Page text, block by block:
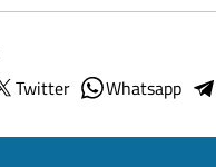
Twitter Whatsapp